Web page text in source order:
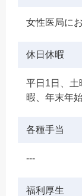
女性医局に
休日休暇
平日1日、土
暇、年末年
各種手当
---
福利厚生